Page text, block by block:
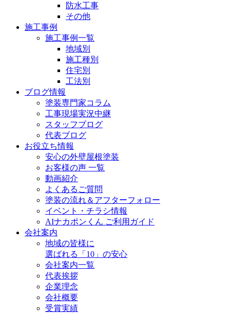
防水工事
その他
施工事例
施工事例一覧
地域別
施工種別
住宅別
工法別
ブログ情報
塗装専門家コラム
工事現場実況中継
スタッフブログ
代表ブログ
お役立ち情報
安心の外壁屋根塗装
お客様の声 一覧
動画紹介
よくあるご質問
塗装の流れ＆アフターフォロー
イベント・チラシ情報
AIナカポンくん ご利用ガイド
会社案内
地域の皆様に
選ばれる「10」の安心
会社案内一覧
代表挨拶
企業理念
会社概要
受賞実績